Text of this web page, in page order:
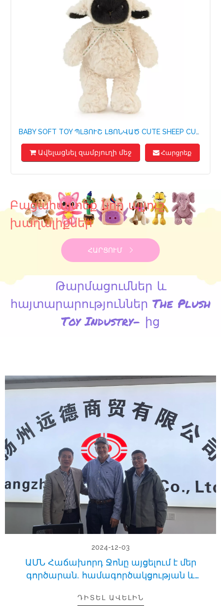
ՊԱՏՎԵՐՈՎ ՊԼՅՈՒՇ ԼՑՈՆՎԱԾ CUTE ANIMAL BABY TOY DECOMPRESSION SOFT ԲԱՐՁ
Ավելացնել զամբյուղի մեջ Հարցրեք
Բացահայտեք նոր պլյուշ
խաղալիքներ
ՀԱՐՑՈՒՄ
Թարմացումներ և
հայտարարություններ The Plush
Toy Industry- ից
2024-12-03
ԱՄՆ Հաճախորդ Ջոնը այցելում է մեր
գործարան. համագործակցության և
ԴԻՏԵԼ ԱՎԵԼԻՆ